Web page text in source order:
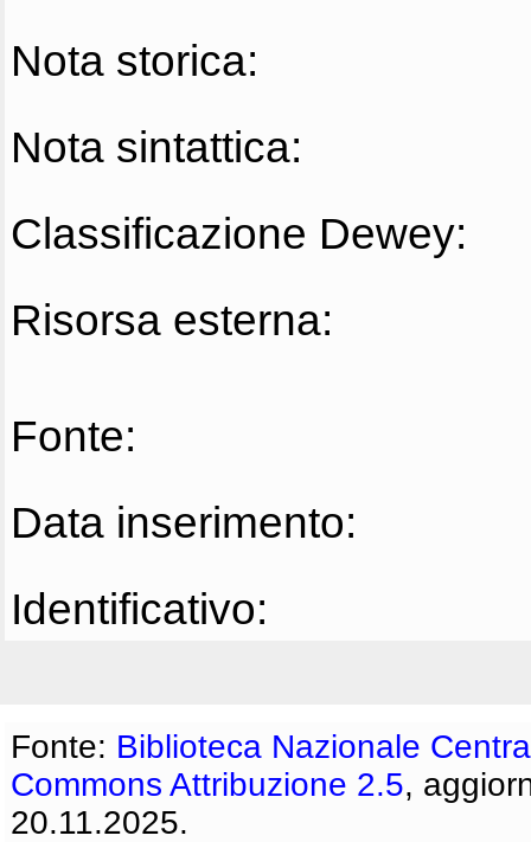
Nota storica:
Nota sintattica:
Classificazione Dewey:
Risorsa esterna:
Fonte:
Data inserimento:
Identificativo:
Fonte: Biblioteca Nazionale
Commons Attribuzione 2.5,
20.11.2025.